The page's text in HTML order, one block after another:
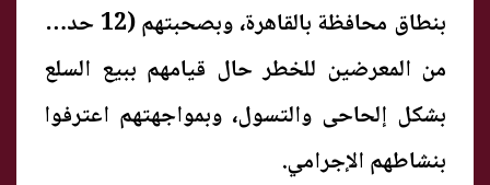
بنطاق محافظة بالقاهرة، وبصحبتهم (12 حدثا)
من المعرضين للخطر حال قيامهم ببيع السلع
بشكل إلحاحى والتسول، وبمواجهتهم اعترفوا
بنشاطهم الإجرامي.